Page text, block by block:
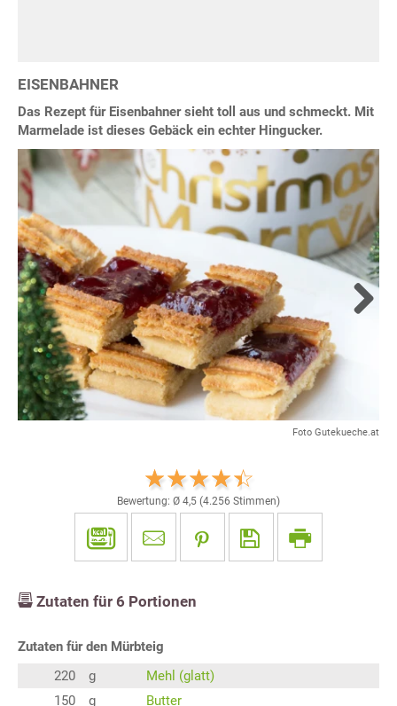
EISENBAHNER
Das Rezept für Eisenbahner sieht toll aus und schmeckt. Mit
Marmelade ist dieses Gebäck ein echter Hingucker.
Foto Gutekueche.at
Bewertung: Ø 4,5 (4.256 Stimmen)
Zutaten für 6 Portionen
Zutaten für den Mürbteig
220
g
Mehl (glatt)
150
g
Butter